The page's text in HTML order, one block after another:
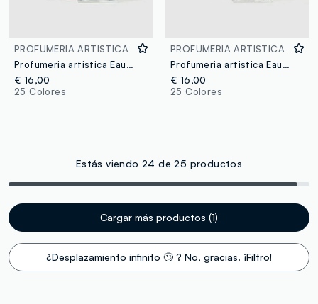
PROFUMERIA ARTISTICA
Profumeria artistica Eau de Parfum Mojito ghiacciato 50 ml
€ 16,00
25 Colores
PROFUMERIA ARTISTICA
Profumeria artistica Eau de Parfum Sorbetto 50 ml
€ 16,00
25 Colores
Estás viendo 24 de 25 productos
Cargar más productos (1)
¿Desplazamiento infinito 🙄 ? No, gracias. ¡Filtro!